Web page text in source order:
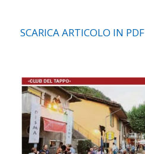
SCARICA ARTICOLO IN PDF